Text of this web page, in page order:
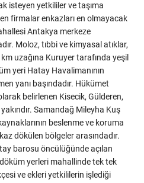
isteyen yetkililer ve taşıma
firmalar enkazları en olmayacak
Antakya merkeze
Moloz, tıbbi ve kimyasal atıklar,
uzağına Kuruyer tarafında yeşil
yeri Hatay Havalimanının
yanı başındadır. Hükümet
belirlenen Kisecik, Gülderen,
Samandağ Mileyha Kuş
beslenme ve koruma
dökülen bölgeler arasındadır.
barosu öncülüğünde açılan
yerleri mahallinde tek tek
ve ekleri yetkililerin işlediği